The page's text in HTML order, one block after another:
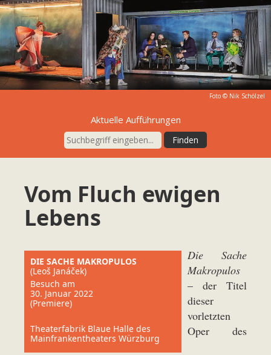
Foto © Nik Schölzel
Aktuelle Aufführungen
Vom Fluch ewigen
Lebens
DIE SACHE MAKROPULOS
(Leoš Janáček)
Besuch am
30. Januar 2022
(Premiere)
Theaterfabrik Blaue Halle des
Mainfrankentheaters Würzburg
Die Sache
Makropulos
– der Titel
dieser
vorletzten
Oper des